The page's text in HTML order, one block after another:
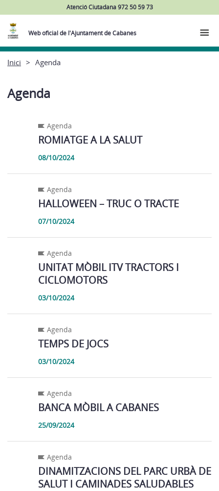
Atenció Ciutadana 972 50 59 73
Web oficial de l'Ajuntament de Cabanes
Inici Agenda
Agenda
Agenda
ROMIATGE A LA SALUT
08/10/2024
Agenda
HALLOWEEN – TRUC O TRACTE
07/10/2024
Agenda
UNITAT MÒBIL ITV TRACTORS I
CICLOMOTORS
03/10/2024
Agenda
TEMPS DE JOCS
03/10/2024
Agenda
BANCA MÒBIL A CABANES
25/09/2024
Agenda
DINAMITZACIONS DEL PARC URBÀ DE
SALUT I CAMINADES SALUDABLES